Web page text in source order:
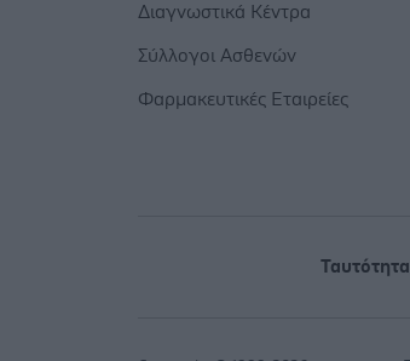
Διαγνωστικά Κέντρα
Σύλλογοι Ασθενών
Φαρμακευτικές Εταιρείες
Ταυτότητα